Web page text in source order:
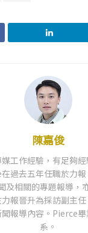
陳嘉俊
工作經驗，有足夠
過去五年任職於力
及相關的專題報導，
報晉升為採訪副主
報導內容。Pierce
系。